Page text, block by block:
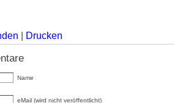
Drucken
Name
eMail (wird nicht veröffentlicht)